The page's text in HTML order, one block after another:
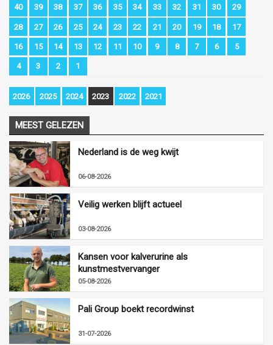
40 39 38 37 36 35 34 33 32 31 30 29
28 27 26 25 24 23 22 21 20 19 18 17
16 15 14 13 12 11 10 9 8 7 6 5
4 3 2 1
2026 2025 2024 2023 2022 2021
MEEST GELEZEN
Nederland is de weg kwijt
06-08-2026
Veilig werken blijft actueel
03-08-2026
Kansen voor kalverurine als
kunstmestvervanger
05-08-2026
Pali Group boekt recordwinst
31-07-2026